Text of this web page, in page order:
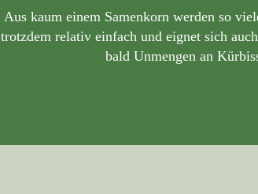
Aus kaum einem Samenkorn werden so
trotzdem relativ einfach und eignet sich
bald Unmengen an